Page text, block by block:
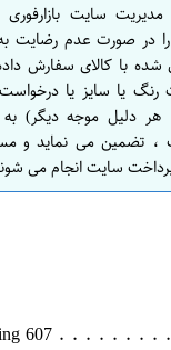
مدیریت سایت
را در صورت عدم رضایت
شده با کالای سفارش
رنگ یا سایز یا
هر دلیل موجه دیگر)
، تضمین می نماید و
سایت انجام می